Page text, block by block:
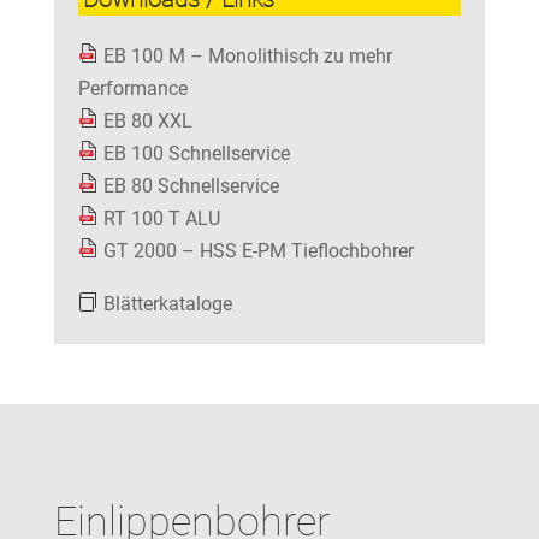
EB 100 M – Monolithisch zu mehr
Performance
EB 80 XXL
EB 100 Schnellservice
EB 80 Schnellservice
RT 100 T ALU
GT 2000 – HSS E-PM Tieflochbohrer
Blätterkataloge
Einlippenbohrer